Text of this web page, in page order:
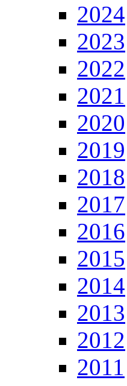
2024
2023
2022
2021
2020
2019
2018
2017
2016
2015
2014
2013
2012
2011